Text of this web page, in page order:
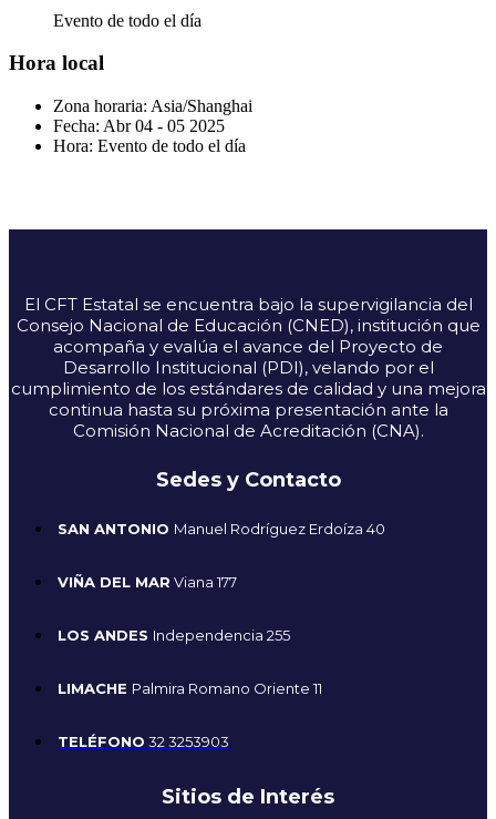
Evento de todo el día
Hora local
Zona horaria: Asia/Shanghai
Fecha: Abr 04 - 05 2025
Hora: Evento de todo el día
El CFT Estatal se encuentra bajo la supervigilancia del
Consejo Nacional de Educación (CNED), institución que
acompaña y evalúa el avance del Proyecto de
Desarrollo Institucional (PDI), velando por el
cumplimiento de los estándares de calidad y una mejora
continua hasta su próxima presentación ante la
Comisión Nacional de Acreditación (CNA).
Sedes y Contacto
SAN ANTONIO Manuel Rodríguez Erdoíza 40
VIÑA DEL MAR Viana 177
LOS ANDES Independencia 255
LIMACHE Palmira Romano Oriente 11
TELÉFONO 32 3253903
Sitios de Interés